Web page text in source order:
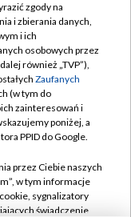
zgody na
i zbierania danych,
i ich
osobowych przez
również „TVP”),
Zaufanych
(w tym do
zainteresowań i
poniżej, a
PPID do Google.
przez Ciebie naszych
w tym informacje
sygnalizatory
świadczenie